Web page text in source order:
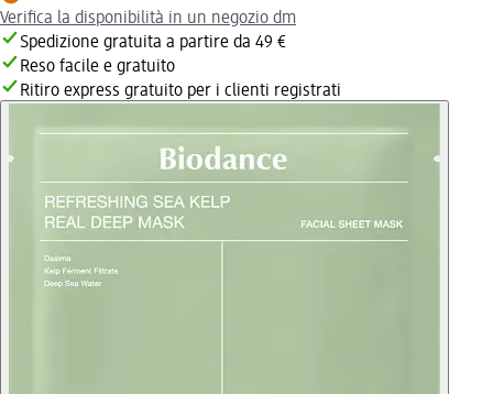
Verifica la disponibilità in un negozio dm
Spedizione gratuita a partire da 49 €
Reso facile e gratuito
Ritiro express gratuito per i clienti registrati